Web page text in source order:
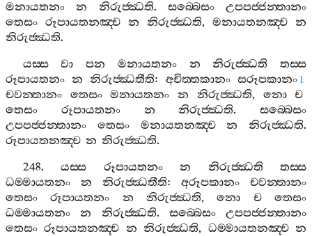
මනායතනං
න නිරුජ‍්ඣති. සබ‍්බෙසං
උපපජ‍්ජන‍්තානං
තෙසං රූපායතනඤ‍්ච න නිරුජ‍්ඣති, මනායතනඤ‍්ච න
නිරුජ‍්ඣති.
යස‍්ස
වා පන මනායතනං න නිරුජ‍්ඣති
තස‍්ස
රූපායතනං න නිරුජ‍්ඣතීති: අචිත‍්තකානං සරූපකානං 1
චවන‍්තානං තෙසං මනායතනං න නිරුජ‍්ඣති, නො
ච
තෙසං
රූපායතනං න නිරුජ‍්ඣති. සබ‍්බෙසං
උපපජ‍්ජන‍්තානං
තෙසං මනායතනඤ‍්ච න නිරුජ‍්ඣති.
රූපායතනඤ‍්ච න නිරුජ‍්ඣති.
248.යස‍්ස රූපායතනං න නිරුජ‍්ඣති
තස‍්ස
ධම‍්මායතනං
න නිරුජ‍්ඣතීති:අරූපකානං
චවන‍්තානං
තෙසං
රූපායතනං න නිරුජ‍්ඣති,නො ච
තෙසං
ධම‍්මායතනං
න නිරුජ‍්ඣති. සබ‍්බෙසං
උපපජ‍්ජන‍්තානං
තෙසං රූපායතනඤ‍්ච න නිරුජ‍්ඣති, ධම‍්මායතනඤ‍්ච න